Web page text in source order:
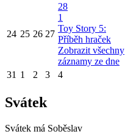
24 25 26 27
28
1
Toy Story 5:
Příběh hraček
Zobrazit všechny
záznamy ze dne
31 1 2 3 4
Svátek
Svátek má Soběslav